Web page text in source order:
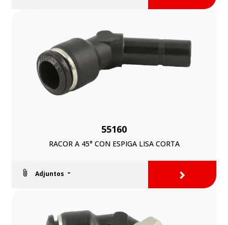
55160
RACOR A 45° CON ESPIGA LISA CORTA
Adjuntos >